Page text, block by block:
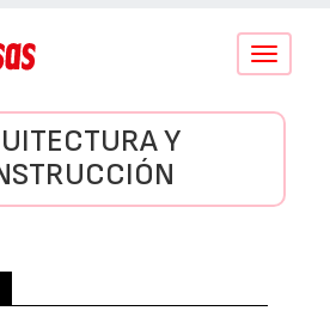
Conmutar
Y